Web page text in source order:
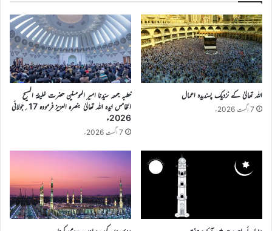
اللہ تعالیٰ کے نزدیک پسندیدہ اعمال
7 اگست 2026ء
خطبہ جمعہ سیّدنا امیر المومنین حضرت خلیفۃ المسیح
الخامس ایّدہ اللہ تعالیٰ بنصرہ العزیز فرمودہ 17؍جولائی
2026ء
7 اگست 2026ء